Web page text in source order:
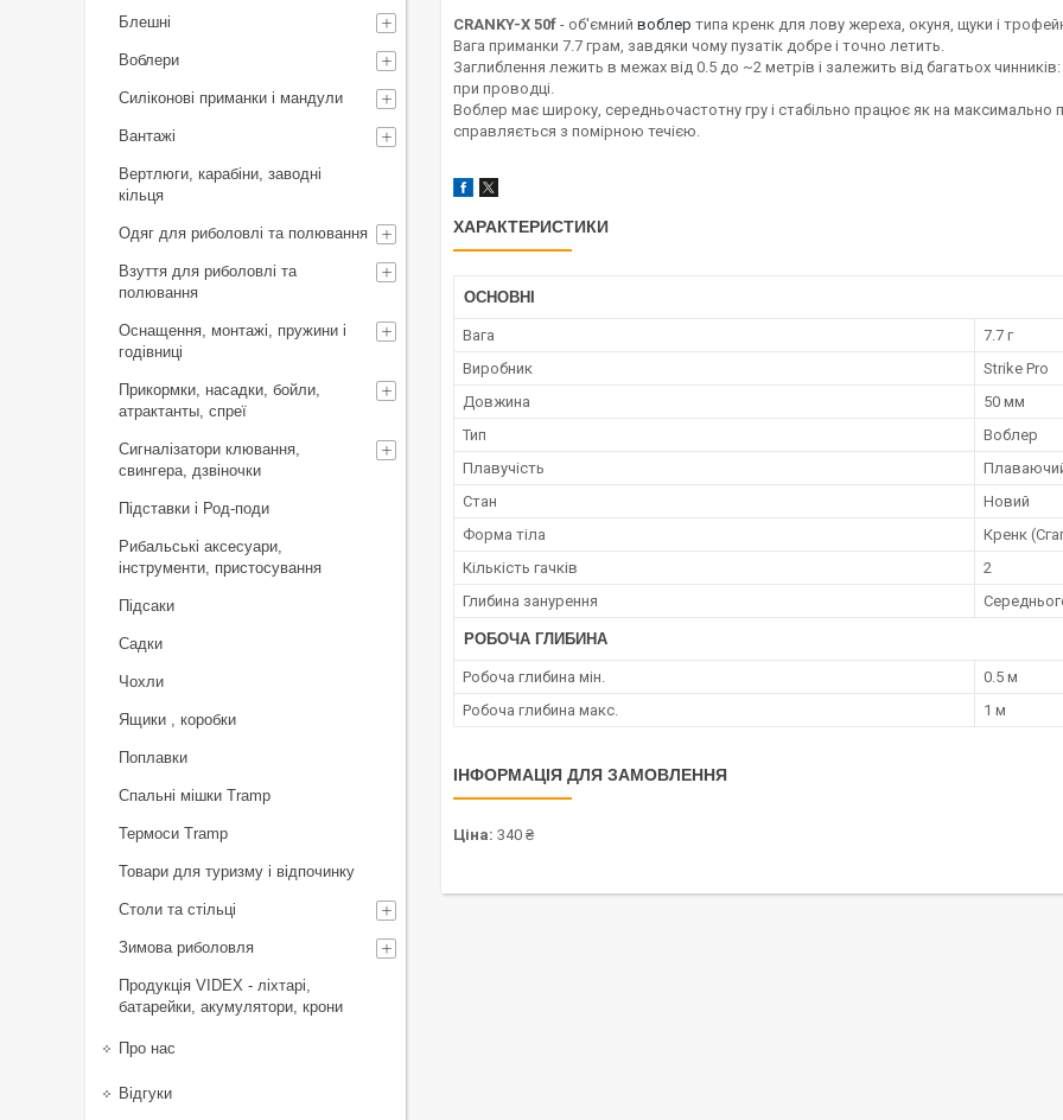
CRANKY-X 50f - об'ємний воблер типа кренк для лову жереха, окуня, щуки і
Вага приманки 7.7 грам, завдяки чому пузатік добре і точно летить.
Заглиблення лежить в межах від 0.5 до ~2 метрів і залежить від багатьох
при проводці.
Воблер має широку, середньочастотну гру і стабільно працює як на максимально
справляється з помірною течією.
ХАРАКТЕРИСТИКИ
ОСНОВНІ
Вага
7.7 г
Виробник
Strike Pro
Довжина
50 мм
Тип
Воблер
Плавучість
Стан
Новий
Форма тіла
Кренк
Кількість гачків
2
Глибина занурення
РОБОЧА ГЛИБИНА
Робоча глибина мін.
0.5 м
Робоча глибина макс.
1 м
ІНФОРМАЦІЯ ДЛЯ ЗАМОВЛЕННЯ
Ціна: 340 ₴
Блешні
Воблери
Силіконові приманки і мандули
Вантажі
Вертлюги, карабіни, заводні
кільця
Одяг для риболовлі та полювання
Взуття для риболовлі та
полювання
Оснащення, монтажі, пружини і
годівниці
Прикормки, насадки, бойли,
атрактанты, спреї
Сигналізатори клювання,
свингера, дзвіночки
Підставки і Род-поди
Рибальські аксесуари,
інструменти, пристосування
Підсаки
Садки
Чохли
Ящики , коробки
Поплавки
Спальні мішки Tramp
Термоси Tramp
Товари для туризму і відпочинку
Столи та стільці
Зимова риболовля
Продукція VIDEX - ліхтарі,
батарейки, акумулятори, крони
Про нас
Відгуки